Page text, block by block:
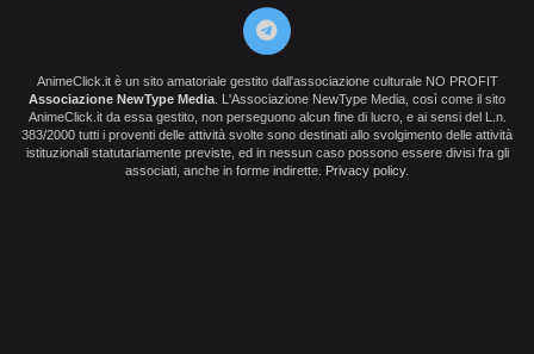
AnimeClick.it è un sito amatoriale gestito dall'associazione culturale NO PROFIT
Associazione NewType Media . L'Associazione NewType Media, così come il sito
AnimeClick.it da essa gestito, non perseguono alcun fine di lucro, e ai sensi del L.n.
383/2000 tutti i proventi delle attività svolte sono destinati allo svolgimento delle attività
istituzionali statutariamente previste, ed in nessun caso possono essere divisi fra gli
associati, anche in forme indirette. Privacy policy.